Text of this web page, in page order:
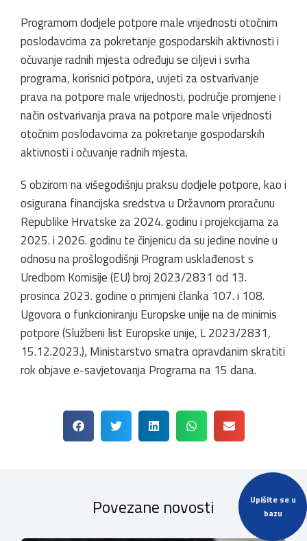
Upišite se u
bazu
Programom dodjele potpore male vrijednosti otočnim
poslodavcima za pokretanje gospodarskih aktivnosti i
očuvanje radnih mjesta određuju se ciljevi i svrha
programa, korisnici potpora, uvjeti za ostvarivanje
prava na potpore male vrijednosti, područje promjene i
način ostvarivanja prava na potpore male vrijednosti
otočnim poslodavcima za pokretanje gospodarskih
aktivnosti i očuvanje radnih mjesta.
S obzirom na višegodišnju praksu dodjele potpore, kao i
osigurana financijska sredstva u Državnom proračunu
Republike Hrvatske za 2024. godinu i projekcijama za
2025. i 2026. godinu te činjenicu da su jedine novine u
odnosu na prošlogodišnji Program usklađenost s
Uredbom Komisije (EU) broj 2023/2831 od 13.
prosinca 2023. godine o primjeni članka 107. i 108.
Ugovora o funkcioniranju Europske unije na de minimis
potpore (Službeni list Europske unije, L 2023/2831,
15.12.2023.), Ministarstvo smatra opravdanim skratiti
rok objave e-savjetovanja Programa na 15 dana.
Povezane novosti